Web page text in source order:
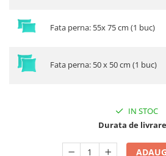
Fata perna: 55x 75 cm (1 buc)
Fata perna: 50 x 50 cm (1 buc)
IN STOC
Durata de